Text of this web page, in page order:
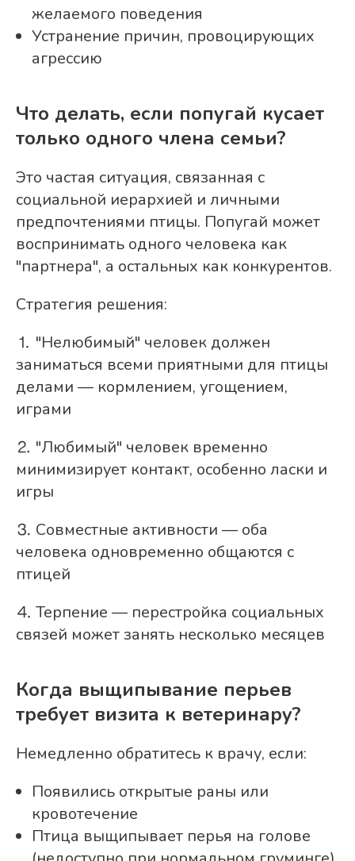
желаемого поведения
Устранение причин, провоцирующих
агрессию
Что делать, если попугай кусает
только одного члена семьи?
Это частая ситуация, связанная с
социальной иерархией и личными
предпочтениями птицы. Попугай может
воспринимать одного человека как
"партнера", а остальных как конкурентов.
Стратегия решения:
⒈ "Нелюбимый" человек должен
заниматься всеми приятными для птицы
делами — кормлением, угощением,
играми
⒉ "Любимый" человек временно
минимизирует контакт, особенно ласки и
игры
⒊ Совместные активности — оба
человека одновременно общаются с
птицей
⒋ Терпение — перестройка социальных
связей может занять несколько месяцев
Когда выщипывание перьев
требует визита к ветеринару?
Немедленно обратитесь к врачу, если:
Появились открытые раны или
кровотечение
Птица выщипывает перья на голове